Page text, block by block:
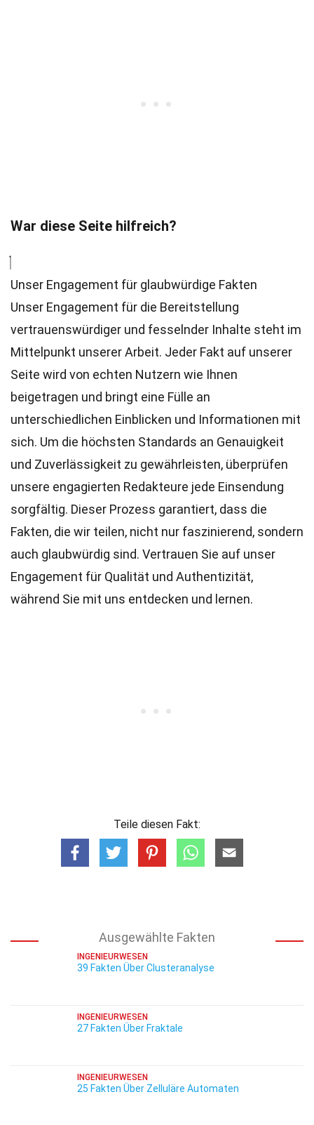
War diese Seite hilfreich?
Unser Engagement für glaubwürdige Fakten
Unser Engagement für die Bereitstellung
vertrauenswürdiger und fesselnder Inhalte steht im
Mittelpunkt unserer Arbeit. Jeder Fakt auf unserer
Seite wird von echten Nutzern wie Ihnen
beigetragen und bringt eine Fülle an
unterschiedlichen Einblicken und Informationen mit
sich. Um die höchsten Standards an Genauigkeit
und Zuverlässigkeit zu gewährleisten, überprüfen
unsere engagierten Redakteure jede Einsendung
sorgfältig. Dieser Prozess garantiert, dass die
Fakten, die wir teilen, nicht nur faszinierend, sondern
auch glaubwürdig sind. Vertrauen Sie auf unser
Engagement für Qualität und Authentizität,
während Sie mit uns entdecken und lernen.
Teile diesen Fakt:
Ausgewählte Fakten
INGENIEURWESEN
39 Fakten Über Clusteranalyse
INGENIEURWESEN
27 Fakten Über Fraktale
INGENIEURWESEN
25 Fakten Über Zelluläre Automaten